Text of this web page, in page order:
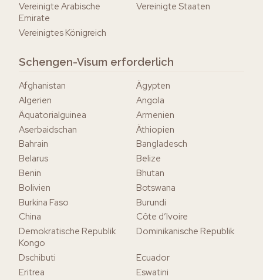
Vereinigte Arabische
Emirate
Vereinigte Staaten
Vereinigtes Königreich
Schengen-Visum erforderlich
Afghanistan
Ägypten
Algerien
Angola
Äquatorialguinea
Armenien
Aserbaidschan
Äthiopien
Bahrain
Bangladesch
Belarus
Belize
Benin
Bhutan
Bolivien
Botswana
Burkina Faso
Burundi
China
Côte d’Ivoire
Demokratische Republik
Kongo
Dominikanische Republik
Dschibuti
Ecuador
Eritrea
Eswatini